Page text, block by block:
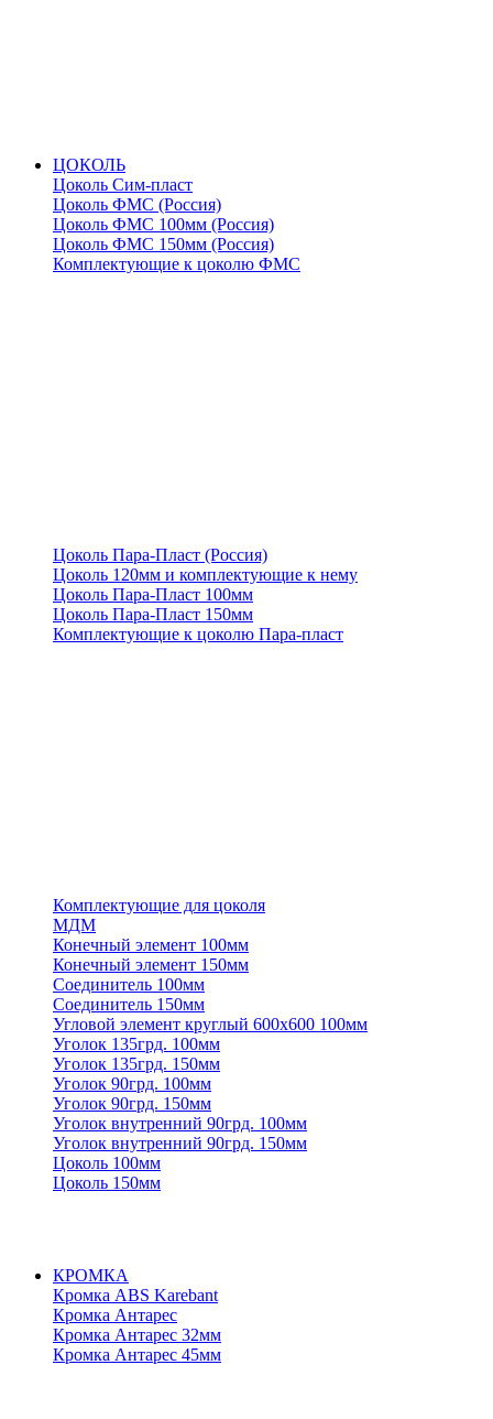
ЦОКОЛЬ
Цоколь Сим-пласт
Цоколь ФМС (Россия)
Цоколь ФМС 100мм (Россия)
Цоколь ФМС 150мм (Россия)
Комплектующие к цоколю ФМС
Цоколь Пара-Пласт (Россия)
Цоколь 120мм и комплектующие к нему
Цоколь Пара-Пласт 100мм
Цоколь Пара-Пласт 150мм
Комплектующие к цоколю Пара-пласт
Комплектующие для цоколя
МДМ
Конечный элемент 100мм
Конечный элемент 150мм
Соединитель 100мм
Соединитель 150мм
Угловой элемент круглый 600х600 100мм
Уголок 135грд. 100мм
Уголок 135грд. 150мм
Уголок 90грд. 100мм
Уголок 90грд. 150мм
Уголок внутренний 90грд. 100мм
Уголок внутренний 90грд. 150мм
Цоколь 100мм
Цоколь 150мм
КРОМКА
Кромка ABS Karebant
Кромка Антарес
Кромка Антарес 32мм
Кромка Антарес 45мм